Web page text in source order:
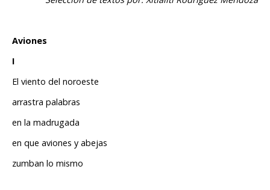
Aviones
I
El viento del noroeste
arrastra palabras
en la madrugada
en que aviones y abejas
zumban lo mismo